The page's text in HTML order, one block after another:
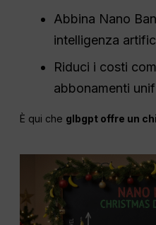
Abbina Nano
intelligenza
Riduci i costi
abbonamenti
È qui che glbgpt offre un